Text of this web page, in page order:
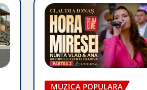
MUZICA POPULARA